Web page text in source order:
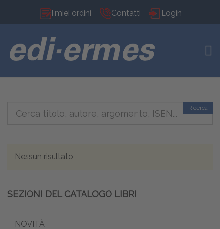
I miei ordini Contatti Login
Ricerca
Nessun risultato
SEZIONI DEL CATALOGO LIBRI
NOVITÀ